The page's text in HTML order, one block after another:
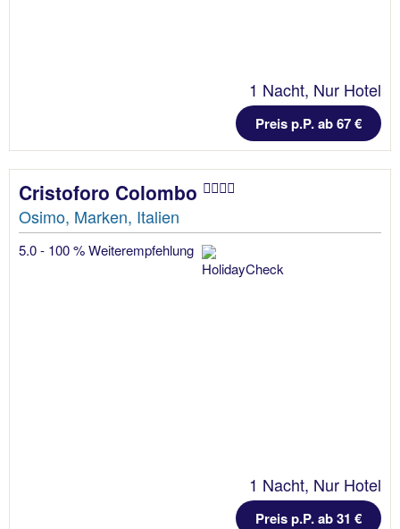
1 Nacht, Nur Hotel
Preis p.P. ab 67 €
Cristoforo Colombo
Osimo, Marken, Italien
5.0 - 100 % Weiterempfehlung
1 Nacht, Nur Hotel
Preis p.P. ab 31 €